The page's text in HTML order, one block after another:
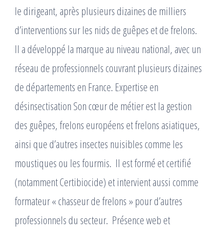
le dirigeant, après plusieurs dizaines de milliers
d’interventions sur les nids de guêpes et de frelons. ​
Il a développé la marque au niveau national, avec un
réseau de professionnels couvrant plusieurs dizaines
de départements en France. Expertise en
désinsectisation Son cœur de métier est la gestion
des guêpes, frelons européens et frelons asiatiques,
ainsi que d’autres insectes nuisibles comme les
moustiques ou les fourmis. ​ Il est formé et certifié
(notamment Certibiocide) et intervient aussi comme
formateur « chasseur de frelons » pour d’autres
professionnels du secteur. ​ Présence web et